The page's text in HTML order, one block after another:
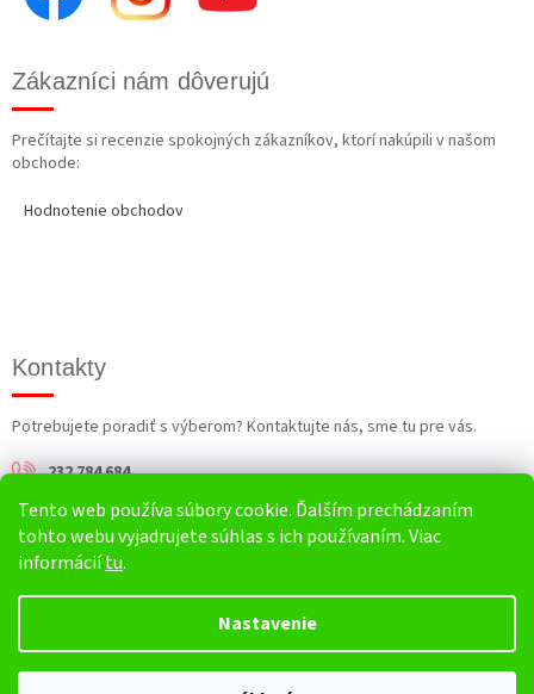
Tento web používa súbory cookie. Ďalším prechádzaním
tohto webu vyjadrujete súhlas s ich používaním. Viac
informáciítu.
Nastavenie
Zákazníci nám dôverujú
Prečítajte si recenzie spokojných zákazníkov, ktorí nakúpili v našom
obchode:
Hodnotenie obchodov
Kontakty
Potrebujete poradiť s výberom? Kontaktujte nás, sme tu pre vás.
232 784 684
info@harv.sk